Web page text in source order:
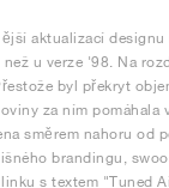
aktualizací
u verze '98. Na
byl překryt
za ním pomáhala
směrem nahoru od
brandingu,
s textem "Tuned